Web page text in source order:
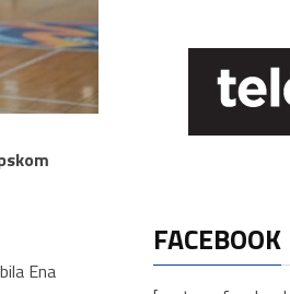
Ena
FACEBOOK